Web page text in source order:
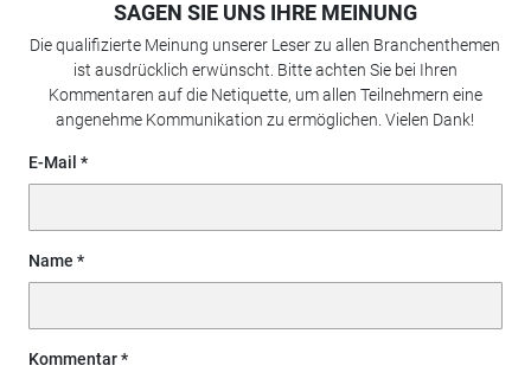
SAGEN SIE UNS IHRE MEINUNG
Die qualifizierte Meinung unserer Leser zu allen Branchenthemen
ist ausdrücklich erwünscht. Bitte achten Sie bei Ihren
Kommentaren auf die Netiquette, um allen Teilnehmern eine
angenehme Kommunikation zu ermöglichen. Vielen Dank!
E-Mail
Name
Kommentar